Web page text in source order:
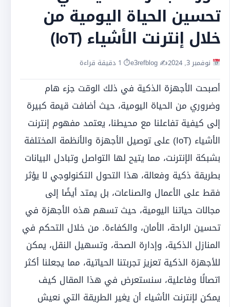
تحسين الحياة اليومية من
خلال إنترنت الأشياء (IoT)
نوفمبر 3, 2024 ✍️ e3refblog ⏱ 1 دقيقة قراءة
أصبحت الأجهزة الذكية في ذلك الوقت جزء هام
وضروري من الحياة اليومية، حيث أضافت قيمة كبيرة
إلى كيفية تفاعلنا مع محيطنا، يعتمد مفهوم إنترنت
الأشياء (IoT) على توصيل الأجهزة والأنظمة المختلفة
بشبكة الإنترنت، مما يتيح لها التواصل وتبادل البيانات
بطريقة ذكية وفعالة، هذا التحول التكنولوجي لا يؤثر
فقط على الأعمال والصناعات، بل يمتد أيضًا إلى
مجالات حياتنا اليومية، حيث تسهم هذه الأجهزة في
تحسين الراحة، الأمان، والكفاءة. من خلال التحكم في
المنازل الذكية، وإدارة الصحة، وتسهيل النقل، يمكن
للأجهزة الذكية تعزيز تجربتنا الحياتية، مما يجعلنا أكثر
اتصالًا وفاعلية، سنستعرض في هذا المقال كيف
يمكن لإنترنت الأشياء أن يغير الطريقة التي نعيش